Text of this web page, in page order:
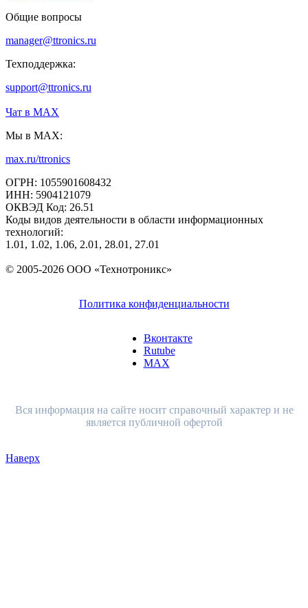
Общие вопросы
manager@ttronics.ru
Техподдержка:
support@ttronics.ru
Чат в МАХ
Мы в MAX:
max.ru/ttronics
ОГРН: 1055901608432
ИНН: 5904121079
ОКВЭД Код: 26.51
Коды видов деятельности в области информационных
технологий:
1.01, 1.02, 1.06, 2.01, 28.01, 27.01
© 2005-2026 ООО «Технотроникс»
Политика конфиденциальности
Вконтакте
Rutube
MAX
Вся информация на сайте носит справочный характер и не
является публичной офертой
Наверх